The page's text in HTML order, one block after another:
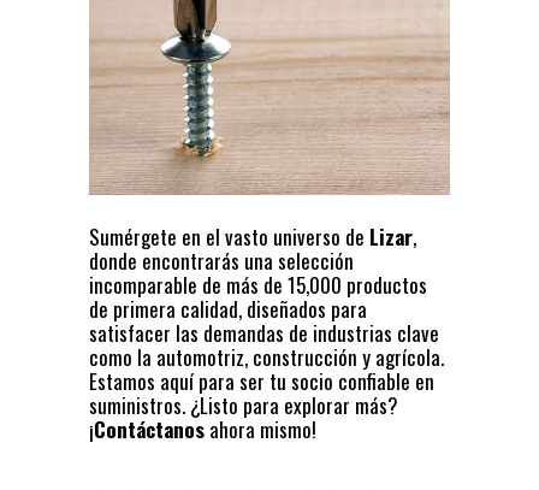
Sumérgete en el vasto universo de Lizar,
donde encontrarás una selección
incomparable de más de 15,000 productos
de primera calidad, diseñados para
satisfacer las demandas de industrias clave
como la automotriz, construcción y agrícola.
Estamos aquí para ser tu socio confiable en
suministros. ¿Listo para explorar más?
¡Contáctanos ahora mismo!